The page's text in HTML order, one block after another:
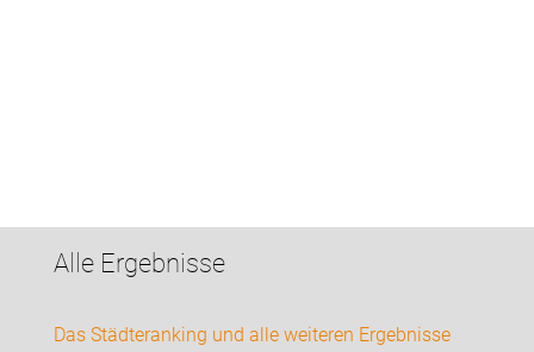
Alle Ergebnisse
Das Städteranking und alle weiteren Ergebnisse